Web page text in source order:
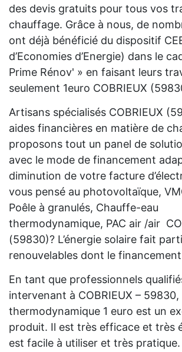
des devis gratuits pour tous vos
chauffage. Grâce à nous, de
ont déjà bénéficié du dispositif
d’Economies d’Energie) dans le
Prime Rénov' » en faisant leurs
seulement 1euro COBRIEUX
Artisans spécialisés COBRIEUX
aides financières en matière de
proposons tout un panel de
avec le mode de financement
diminution de votre facture
vous pensé au photovoltaïque,
Poêle à granulés, Chauffe-eau
thermodynamique, PAC air /air
(59830)? L’énergie solaire fait
renouvelables dont le
En tant que professionnels
intervenant à COBRIEUX – 59830,
thermodynamique 1 euro est un
produit. Il est très efficace et très
est facile à utiliser et très pratique.